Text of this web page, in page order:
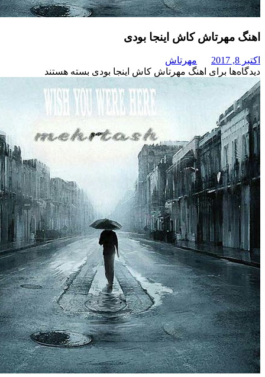
کاش اینجا بودی
مهرتاش
برای اهنگ مهرتاش کاش اینجا بودی بسته هستند